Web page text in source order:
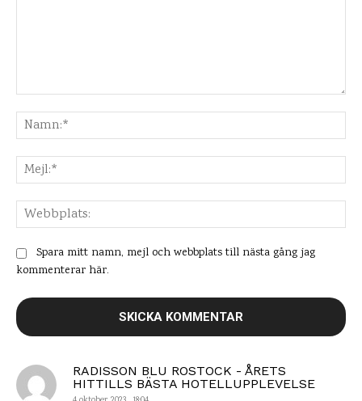
RADISSON BLU ROSTOCK - ÅRETS
HITTILLS BÄSTA HOTELLUPPLEVELSE
Spara mitt namn, mejl och webbplats till nästa gång jag
kommenterar här.